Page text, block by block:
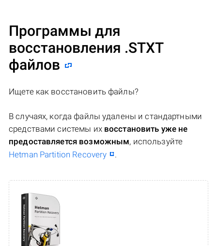
Программы для
восстановления .STXT
файлов
Ищете как восстановить файлы?
В случаях, когда файлы удалены и стандартными
средствами системы их восстановить уже не
предоставляется возможным, используйте
Hetman Partition Recovery
.